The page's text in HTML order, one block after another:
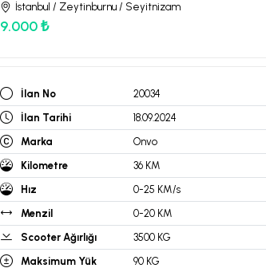
İstanbul / Zeytinburnu / Seyitnizam
9.000 ₺
İlan No
20034
İlan Tarihi
18.09.2024
Marka
Onvo
Kilometre
36 KM
Hız
0-25 KM/s
Menzil
0-20 KM
Scooter Ağırlığı
3500 KG
Maksimum Yük
90 KG